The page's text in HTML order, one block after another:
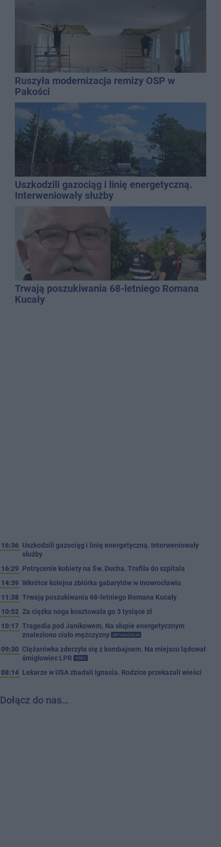
Ruszyła modernizacja remizy OSP w
Pakości
Uszkodzili gazociąg i linię energetyczną.
Interweniowały służby
Trwają poszukiwania 68-letniego Romana
Kucały
16:36 Uszkodzili gazociąg i linię energetyczną. Interweniowały
służby
16:29 Potrącenie kobiety na Św. Ducha. Trafiła do szpitala
14:39 Wkrótce kolejna zbiórka gabarytów w Inowrocławiu
11:38 Trwają poszukiwania 68-letniego Romana Kucały
10:52 Za ciężka noga kosztowała go 3 tysiące zł
10:17 Tragedia pod Janikowem. Na słupie energetycznym
znaleziono ciało mężczyzny
AKTUALIZACJA
09:30 Ciężarówka zderzyła się z kombajnem. Na miejscu lądował
śmigłowiec LPR
VIDEO
08:14 Lekarze w USA zbadali Ignasia. Rodzice przekazali wieści
Dołącz do nas…